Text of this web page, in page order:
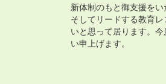
新体制のもと御支援をい
そしてリードする教育
いと思って居ります。
い申上げます。